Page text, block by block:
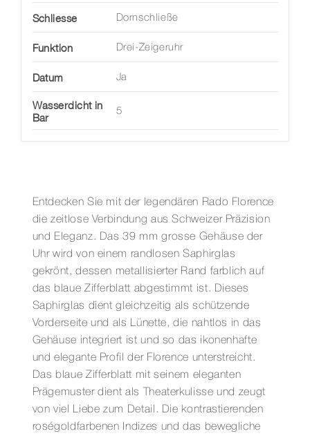
Schliesse Dornschließe
Funktion Drei-Zeigeruhr
Datum Ja
Wasserdicht in
Bar
5
Entdecken Sie mit der legendären Rado Florence
die zeitlose Verbindung aus Schweizer Präzision
und Eleganz. Das 39 mm grosse Gehäuse der
Uhr wird von einem randlosen Saphirglas
gekrönt, dessen metallisierter Rand farblich auf
das blaue Zifferblatt abgestimmt ist. Dieses
Saphirglas dient gleichzeitig als schützende
Vorderseite und als Lünette, die nahtlos in das
Gehäuse integriert ist und so das ikonenhafte
und elegante Profil der Florence unterstreicht.
Das blaue Zifferblatt mit seinem eleganten
Prägemuster dient als Theaterkulisse und zeugt
von viel Liebe zum Detail. Die kontrastierenden
roségoldfarbenen Indizes und das bewegliche